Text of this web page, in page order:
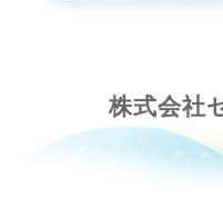
株式会社